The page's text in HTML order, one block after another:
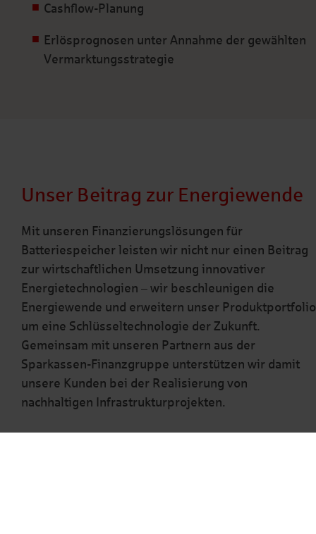
Cashflow-Planung
Erlösprognosen unter Annahme der gewählten
Vermarktungsstrategie
Unser Beitrag zur Energiewende
Mit unseren Finanzierungslösungen für
Batteriespeicher leisten wir nicht nur einen Beitrag
zur wirtschaftlichen Umsetzung innovativer
Energietechnologien – wir beschleunigen die
Energiewende und erweitern unser Produktportfolio
um eine Schlüsseltechnologie der Zukunft.
Gemeinsam mit unseren Partnern aus der
Sparkassen-Finanzgruppe unterstützen wir damit
unsere Kunden bei der Realisierung von
nachhaltigen Infrastrukturprojekten.